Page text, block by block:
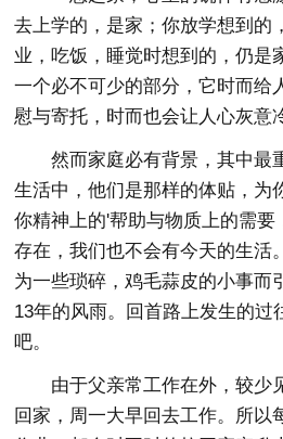
去上学的，是家；你放学想到的
业，吃饭，睡觉时想到的，仍是
一个必不可少的部分，它时而给
慰与寄托，时而也会让人心灰
然而家庭必有背景，其中最
生活中，他们是那样的体贴，为
你精神上的'帮助与物质上的需要
存在，我们也不会有今天的生活
为一些琐碎，鸡毛蒜皮的小事而
13年的风雨。回首路上发生的过
吧。
由于父亲常工作在外，较少
回家，周一大早回去工作。所以